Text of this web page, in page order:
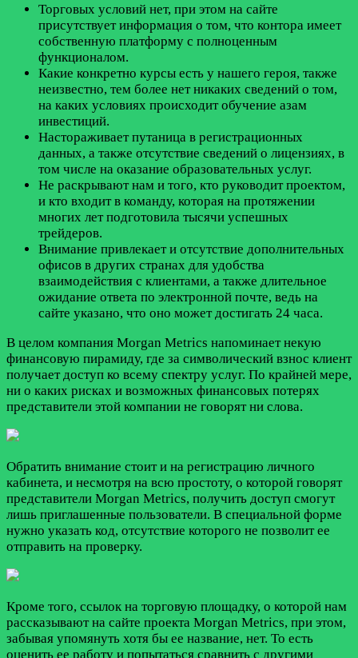
Торговых условий нет, при этом на сайте
присутствует информация о том, что контора имеет
собственную платформу с полноценным
функционалом.
Какие конкретно курсы есть у нашего героя, также
неизвестно, тем более нет никаких сведений о том,
на каких условиях происходит обучение азам
инвестиций.
Настораживает путаница в регистрационных
данных, а также отсутствие сведений о лицензиях, в
том числе на оказание образовательных услуг.
Не раскрывают нам и того, кто руководит проектом,
и кто входит в команду, которая на протяжении
многих лет подготовила тысячи успешных
трейдеров.
Внимание привлекает и отсутствие дополнительных
офисов в других странах для удобства
взаимодействия с клиентами, а также длительное
ожидание ответа по электронной почте, ведь на
сайте указано, что оно может достигать 24 часа.
В целом компания Morgan Metrics напоминает некую
финансовую пирамиду, где за символический взнос клиент
получает доступ ко всему спектру услуг. По крайней мере,
ни о каких рисках и возможных финансовых потерях
представители этой компании не говорят ни слова.
Обратить внимание стоит и на регистрацию личного
кабинета, и несмотря на всю простоту, о которой говорят
представители Morgan Metrics, получить доступ смогут
лишь приглашенные пользователи. В специальной форме
нужно указать код, отсутствие которого не позволит ее
отправить на проверку.
Кроме того, ссылок на торговую площадку, о которой нам
рассказывают на сайте проекта Morgan Metrics, при этом,
забывая упомянуть хотя бы ее название, нет. То есть
оценить ее работу и попытаться сравнить с другими